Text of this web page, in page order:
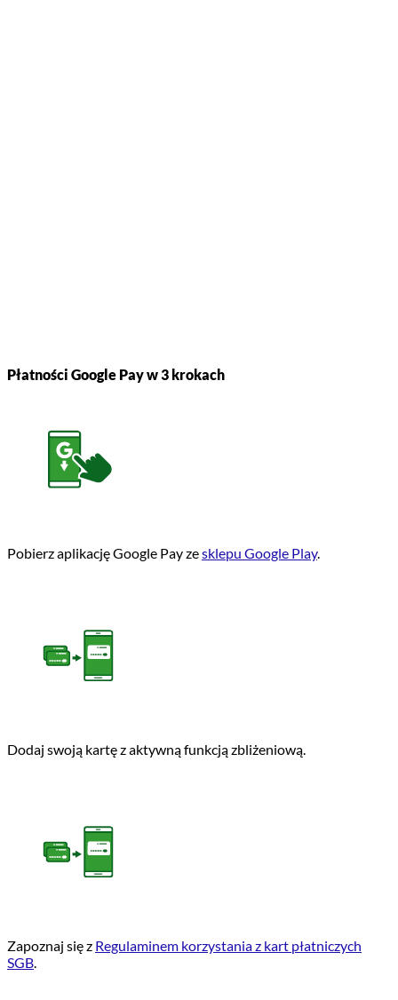
Płatności Google Pay w 3 krokach
Pobierz aplikację Google Pay zesklepu Google Play.
Dodaj swoją kartę z aktywną funkcją zbliżeniową.
Zapoznaj się z Regulaminem korzystania z kart płatniczych
SGB.